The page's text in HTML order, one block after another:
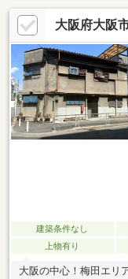
大阪府大阪
建築条件なし
上物有り
大阪の中心！梅田エリ